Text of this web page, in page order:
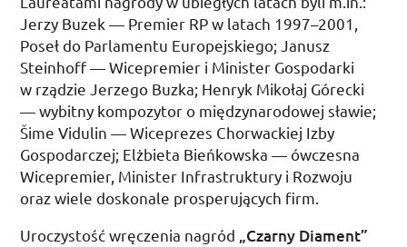
Jerzy Buzek — Premier RPw latach 1997–2001,
Poseł do Parlamentu Europejskiego; Janusz
Steinhoff — Wicepremier i Minister Gospodarki
w rządzie Jerzego Buzka; Henryk Mikołaj Górecki
— wybitny kompozytor o międzynarodowej sławie;
Šime Vidulin — Wiceprezes Chorwackiej Izby
Gospodarczej; Elżbieta Bieńkowska — ówczesna
Wicepremier, Minister Infrastruktury i Rozwoju
oraz wiele doskonale prosperujących firm.
Uroczystość wręczenia nagród „Czarny Diament”